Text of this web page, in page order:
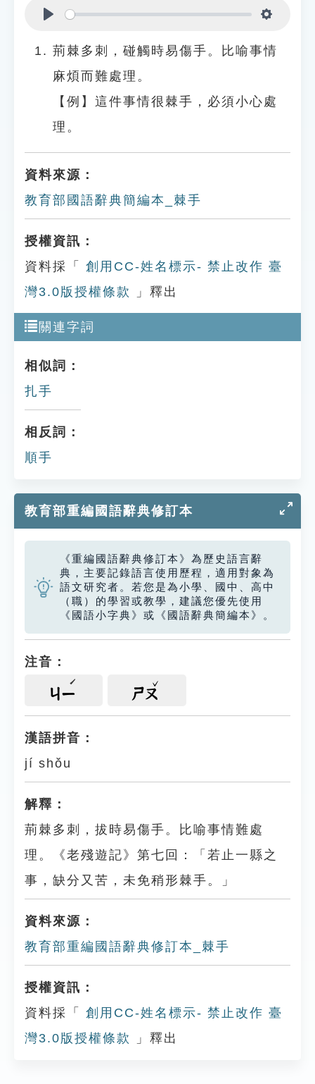
荊棘多刺，碰觸時易傷手。比喻事情
麻煩而難處理。
【例】這件事情很棘手，必須小心處
理。
資料來源：
教育部國語辭典簡編本_棘手
授權資訊：
資料採「
創用CC-姓名標示- 禁止改作 臺
灣3.0版授權條款
」釋出
關連字詞
相似詞：
扎手
相反詞：
順手
教育部重編國語辭典修訂本
《重編國語辭典修訂本》為歷史語言辭
典，主要記錄語言使用歷程，適用對象為
語文研究者。若您是為小學、國中、高中
（職）的學習或教學，建議您優先使用
《國語小字典》或《國語辭典簡編本》。
注音：
ㄐㄧ ㄕㄡ
漢語拼音：
jí shǒu
解釋：
荊棘多刺，拔時易傷手。比喻事情難處
理。《老殘遊記》第七回：「若止一縣之
事，缺分又苦，未免稍形棘手。」
資料來源：
教育部重編國語辭典修訂本_棘手
授權資訊：
資料採「
創用CC-姓名標示- 禁止改作 臺
灣3.0版授權條款
」釋出